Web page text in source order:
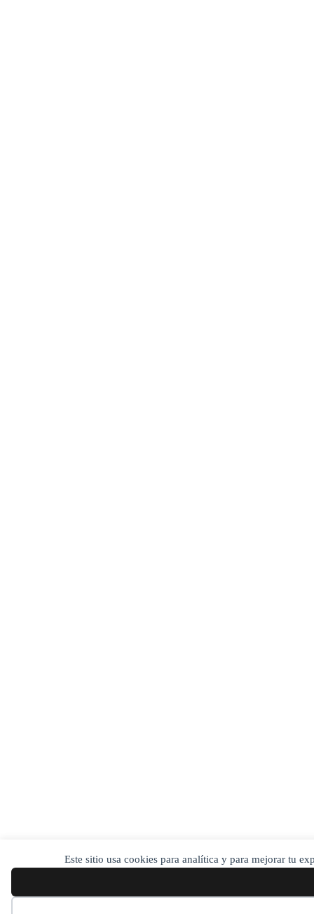
Este sitio usa cookies para analítica y para mejorar tu